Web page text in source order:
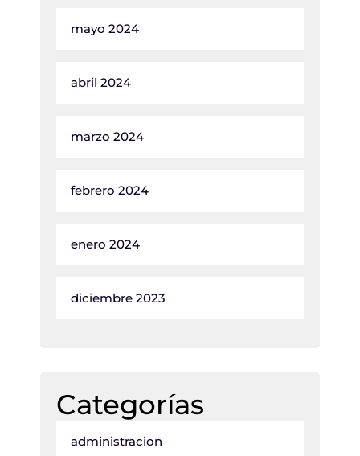
mayo 2024
abril 2024
marzo 2024
febrero 2024
enero 2024
diciembre 2023
Categorías
administracion